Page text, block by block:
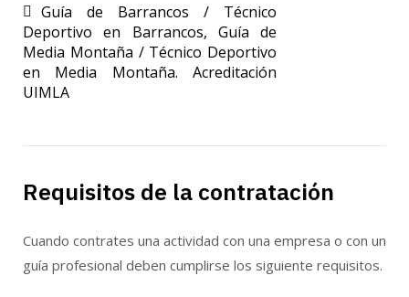
Guía de Barrancos / Técnico
Deportivo en Barrancos, Guía de
Media Montaña / Técnico Deportivo
en Media Montaña. Acreditación
UIMLA
Requisitos de la contratación
Cuando contrates una actividad con una empresa o con un
guía profesional deben cumplirse los siguiente requisitos.